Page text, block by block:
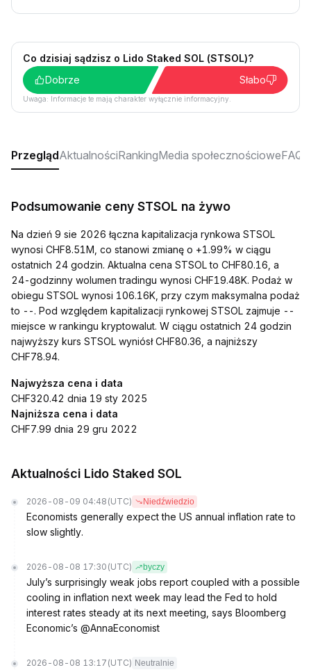
Co dzisiaj sądzisz o Lido Staked SOL (STSOL)?
Dobrze
Słabo
Uwaga: Informacje te mają charakter wyłącznie informacyjny.
PrzeglądAktualnościRankingMedia społecznościoweFAQ
Podsumowanie ceny STSOL na żywo
Na dzień 9 sie 2026 łączna kapitalizacja rynkowa STSOL
wynosi CHF8.51M, co stanowi zmianę o +1.99% w ciągu
ostatnich 24 godzin. Aktualna cena STSOL to CHF80.16, a
24-godzinny wolumen tradingu wynosi CHF19.48K. Podaż w
obiegu STSOL wynosi 106.16K, przy czym maksymalna podaż
to --. Pod względem kapitalizacji rynkowej STSOL zajmuje --
miejsce w rankingu kryptowalut. W ciągu ostatnich 24 godzin
najwyższy kurs STSOL wyniósł CHF80.36, a najniższy
CHF78.94.
Najwyższa cena i data
CHF320.42 dnia 19 sty 2025
Najniższa cena i data
CHF7.99 dnia 29 gru 2022
Aktualności Lido Staked SOL
2026-08-09 04:48 (UTC) Niedźwiedzio
Economists generally expect the US annual inflation rate to
slow slightly.
2026-08-08 17:30 (UTC) byczy
July’s surprisingly weak jobs report coupled with a possible
cooling in inflation next week may lead the Fed to hold
interest rates steady at its next meeting, says Bloomberg
Economic’s @AnnaEconomist
2026-08-08 13:17 (UTC) Neutralnie